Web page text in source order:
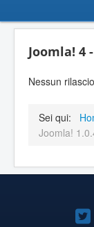
Joomla! 4
Nessun
Sei qui:
Joomla!